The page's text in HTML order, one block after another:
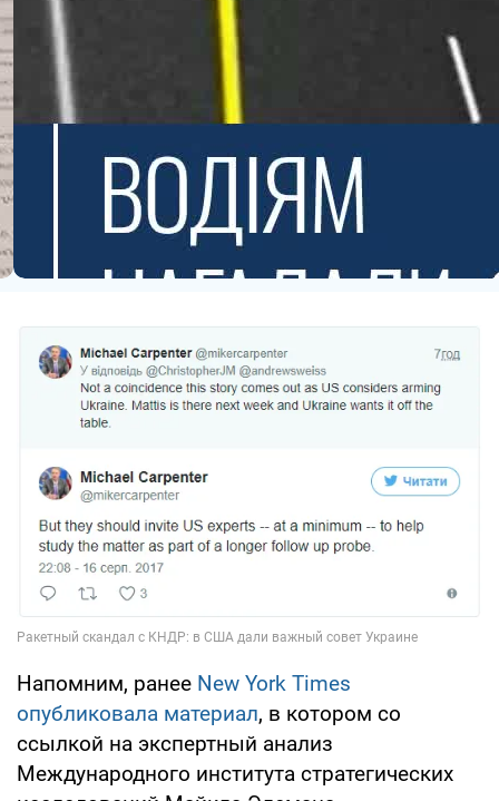
Напомним, ранее New York Times
опубликовала материал, в котором со
ссылкой на экспертный анализ
Международного института стратегических